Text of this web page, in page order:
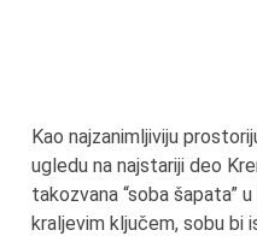
Kao najzanimljiviju
ugledu na najstariji deo
takozvana “soba šapata”
kraljevim ključem, sobu bi